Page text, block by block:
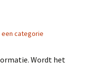
een categorie
Wordt het